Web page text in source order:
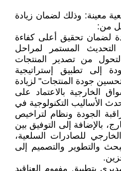
معينة: وذلك لضمان زيادة
كل من:
لضمان تحقيق أعلى كفاءة
المستمر لمراحل
التحول من تصدير المنتجات
إلى تطبيق إستراتيجية
جودة المنتجات" لزيادة
الخارجية بالاعتماد على
الأساليب التكنولوجية في
الجودة ونظام لتراخيص
بالإضافة إلى التوفيق بين
للصادرات السلعية،
والتطوير والتصميم إلى
بتطبيق مفهوم العناقيد